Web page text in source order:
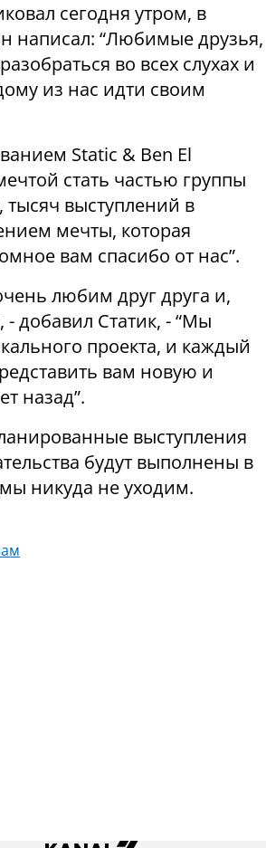
сегодня утром, в
написал: “Любимые друзья,
во всех слухах и
из нас идти своим
Static & Ben El
стать частью группы
выступлений в
мечты, которая
вам спасибо от нас”.
любим друг друга и,
добавил Статик, - “Мы
проекта, и каждый
вам новую и
назад”.
выступления
будут выполнены в
никуда не уходим.